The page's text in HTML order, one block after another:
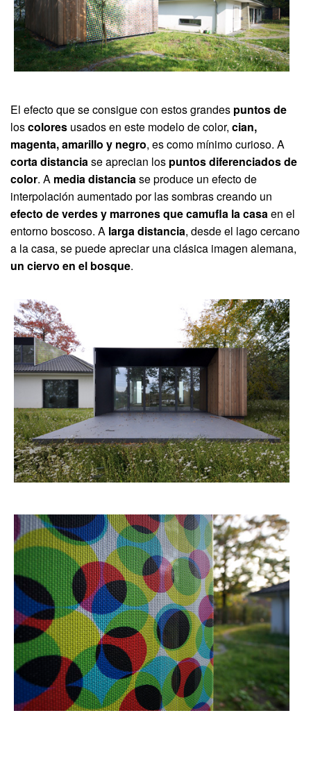
El efecto que se consigue con estos grandes puntos de
loscolores usados en este modelo de color, cian,
magenta, amarillo y negro, es como mínimo curioso. A
corta distanciase aprecian los puntos diferenciados de
color. A media distanciase produce un efecto de
interpolación aumentado por las sombras creando un
efecto de verdes y marrones que camufla la casaen el
entorno boscoso. A larga distancia, desde el lago cercano
a la casa, se puede apreciar una clásica imagen alemana,
un ciervo en el bosque.